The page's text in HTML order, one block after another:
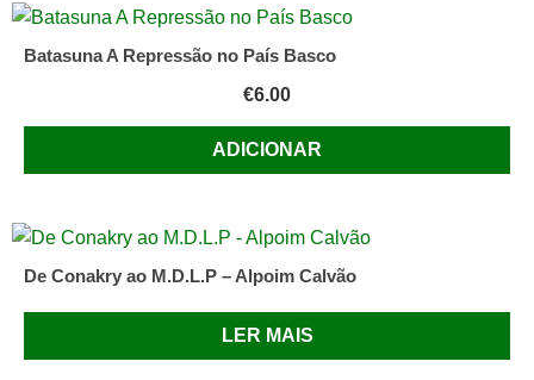
Batasuna A Repressão no País Basco
€6.00
ADICIONAR
De Conakry ao M.D.L.P – Alpoim Calvão
LER MAIS